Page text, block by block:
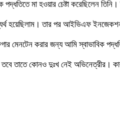
মা হওয়ার চেষ্টা করেছিলেন
হয়েছিলাম। তার পর আইভিএফ
মেনটেন করার জন্য আমি স্বাভাবিক
তবে তাতে কোনও দুঃখ নেই অভিনেত্রীর।